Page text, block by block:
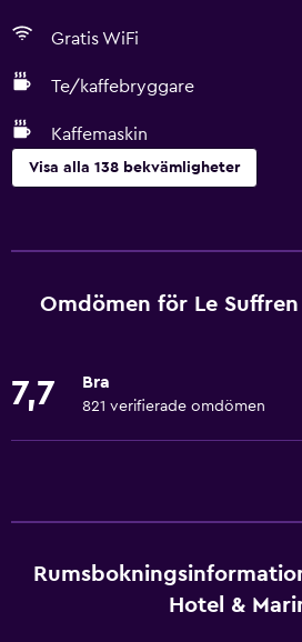
Gratis WiFi
Te/kaffebryggare
Kaffemaskin
Visa alla 138 bekvämligheter
Familjerum
Skåp
Vardagsrum
Omdömen för Le
7,7 Bra
821 verifierade omdömen
Hotel &